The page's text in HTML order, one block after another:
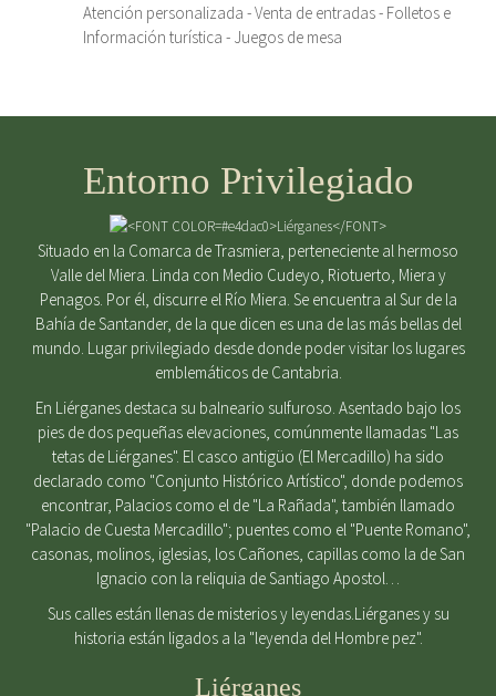
Atención personalizada - Venta de entradas - Folletos e
Información turística - Juegos de mesa
Entorno Privilegiado
Situado en la Comarca de Trasmiera, perteneciente al hermoso
Valle del Miera. Linda con Medio Cudeyo, Riotuerto, Miera y
Penagos. Por él, discurre el Río Miera. Se encuentra al Sur de la
Bahía de Santander, de la que dicen es una de las más bellas del
mundo. Lugar privilegiado desde donde poder visitar los lugares
emblemáticos de Cantabria.
En Liérganes destaca su balneario sulfuroso. Asentado bajo los
pies de dos pequeñas elevaciones, comúnmente llamadas "Las
tetas de Liérganes". El casco antigüo (El Mercadillo) ha sido
declarado como "Conjunto Histórico Artístico", donde podemos
encontrar, Palacios como el de "La Rañada", también llamado
"Palacio de Cuesta Mercadillo"; puentes como el "Puente Romano",
casonas, molinos, iglesias, los Cañones, capillas como la de San
Ignacio con la reliquia de Santiago Apostol…
Sus calles están llenas de misterios y leyendas.Liérganes y su
historia están ligados a la "leyenda del Hombre pez".
Liérganes